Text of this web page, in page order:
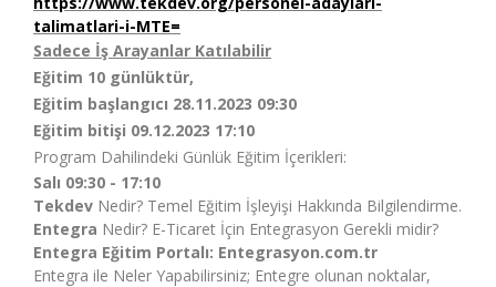
talimatlari-i-MTE=
Sadece İş Arayanlar Katılabilir
Eğitim 10 günlüktür,
Eğitim başlangıcı 28.11.2023 09:30
Eğitim bitişi 09.12.2023 17:10
Program Dahilindeki Günlük Eğitim İçerikleri:
Salı 09:30 - 17:10
Tekdev Nedir? Temel Eğitim İşleyişi Hakkında Bilgilendirme.
Entegra Nedir? E-Ticaret İçin Entegrasyon Gerekli midir?
Entegra Eğitim Portalı: Entegrasyon.com.tr
Entegra ile Neler Yapabilirsiniz; Entegre olunan noktalar,